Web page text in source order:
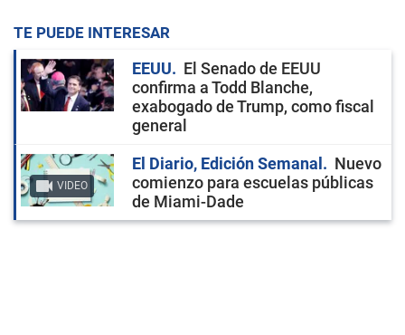
TE PUEDE INTERESAR
EEUU
El Senado de EEUU
confirma a Todd Blanche,
exabogado de Trump, como fiscal
general
VIDEO
El Diario, Edición Semanal
Nuevo
comienzo para escuelas públicas
de Miami-Dade